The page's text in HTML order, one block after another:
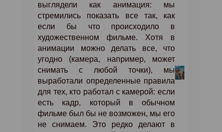
выглядели как анимация: мы
стремились показать все так, как
если бы что происходило в
художественном фильме. Хотя в
анимации можно делать все, что
угодно (камера, например, может
снимать с любой точки), мы
выработали определенные правила
для тех, кто работал с камерой: если
есть кадр, который в обычном
фильме был бы не возможен, мы его
не снимаем. Это редко делают в